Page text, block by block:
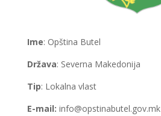
Ime: Opština Butel
Država: Severna Makedonija
Tip: Lokalna vlast
E-mail: info@opstinabutel.gov.mk